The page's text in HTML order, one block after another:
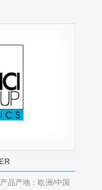
品产地：欧洲/中国